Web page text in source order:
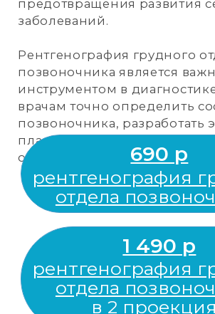
С помощью рентгенографии можно:
выявить травматические
вывихи и подвывихи);
обнаружить признаки артрита —
воспалительного поражения
суставных тканей;
воспаление костномозговых
структур;
выявить аномалии развития кисти;
определить наличие артроза и
остеоартроза средних суставов,
связанных с разрушением
хрящевой пластинки;
обнаружить первичные и
вторичные опухоли, поражающие
кисти.
Рентгенография кисти руки является
важным инструментом в диагностике и
позволяет врачам точно определить
состояние суставов и тканей, разработать
эффективный план лечения и